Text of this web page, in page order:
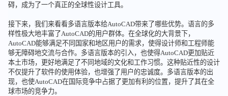
碍，成为了一个真正的全球性设计工具。
接下来，我们来看看多语言版本给AutoCAD带来了哪些优势。语言的多
样性极大地丰富了AutoCAD的用户群体。在全球化的大背景下，
AutoCAD能够满足不同国家和地区用户的需求，使得设计师和工程师能
够无障碍地交流与合作。多语言版本的引入，也使得AutoCAD更加贴近
本土市场，更好地满足了不同地域的文化和工作习惯。这种贴近性的设计
不仅提升了软件的使用体验，也增强了用户的忠诚度。多语言版本的出
现，也使AutoCAD在国际竞争中占据了更加有利的位置，提升了其在全
球市场的竞争力。